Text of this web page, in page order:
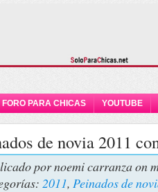
FORO PARA CHICAS YOUTUBE
de novia 2011
pornoemi carranzaon
2011, Peinados de